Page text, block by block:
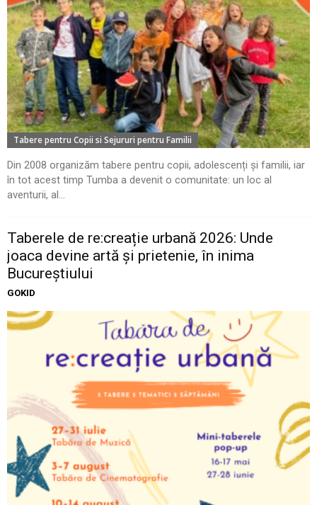
Tabere pentru Copii si Sejururi pentru Familii
Din 2008 organizăm tabere pentru copii, adolescenți și familii, iar
în tot acest timp Tumba a devenit o comunitate: un loc al
aventurii, al...
Taberele de re:creație urbană 2026: Unde
joaca devine artă și prietenie, în inima
Bucureștiului
GOKID